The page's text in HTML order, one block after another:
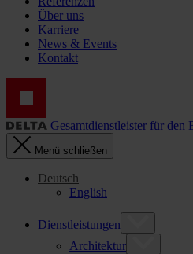
Über uns
Karriere
News & Events
Kontakt
Gesamtdienstleister für
Menü schließen
Deutsch
English
Dienstleistungen
Architektur